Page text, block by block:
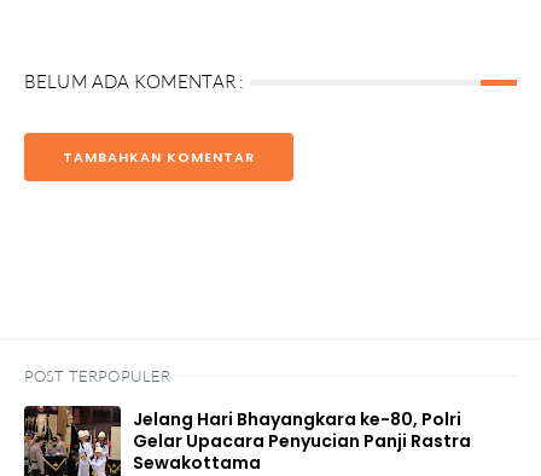
BELUM ADA KOMENTAR :
TAMBAHKAN KOMENTAR
POST TERPOPULER
Jelang Hari Bhayangkara ke-80, Polri
Gelar Upacara Penyucian Panji Rastra
Sewakottama